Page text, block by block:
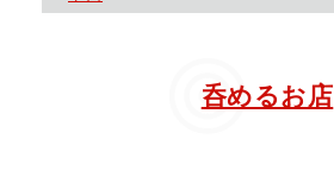
呑めるお店